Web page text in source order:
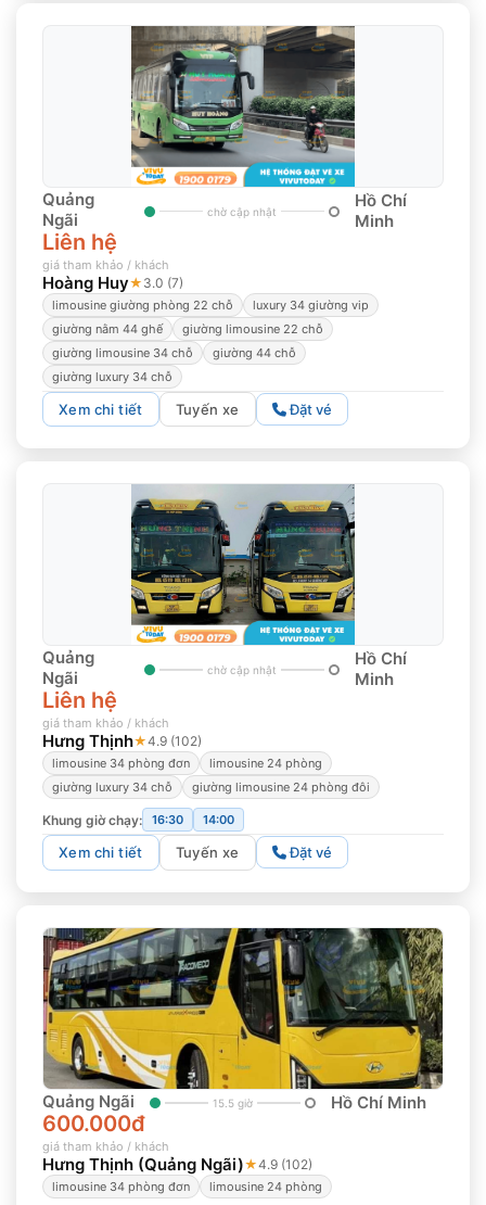
Quảng
Ngãi
chờ cập nhật
Hồ Chí
Minh
Liên hệ
giá tham khảo / khách
Hoàng Huy★ 3.0 (7)
limousine giường phòng 22 chỗ
luxury 34 giường vip
giường nằm 44 ghế
giường limousine 22 chỗ
giường limousine 34 chỗ
giường 44 chỗ
giường luxury 34 chỗ
Xem chi tiết Tuyến xe Đặt vé
Quảng
Ngãi
chờ cập nhật
Hồ Chí
Minh
Liên hệ
giá tham khảo / khách
Hưng Thịnh★4.9 (102)
limousine 34 phòng đơn
limousine 24 phòng
giường luxury 34 chỗ
giường limousine 24 phòng đôi
Khung giờ chạy: 16:30 14:00
Xem chi tiết Tuyến xe Đặt vé
Quảng Ngãi 15.5 giờ Hồ Chí Minh
600.000đ
giá tham khảo / khách
Hưng Thịnh (Quảng Ngãi)★4.9 (102)
limousine 34 phòng đơn limousine 24 phòng